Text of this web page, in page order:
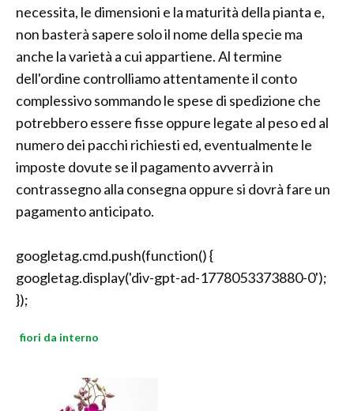
necessita, le dimensioni e la maturità della pianta e,
non basterà sapere solo il nome della specie ma
anche la varietà a cui appartiene. Al termine
dell'ordine controlliamo attentamente il conto
complessivo sommando le spese di spedizione che
potrebbero essere fisse oppure legate al peso ed al
numero dei pacchi richiesti ed, eventualmente le
imposte dovute se il pagamento avverrà in
contrassegno alla consegna oppure si dovrà fare un
pagamento anticipato.
googletag.cmd.push(function() {
googletag.display('div-gpt-ad-1778053373880-0');
});
fiori da interno